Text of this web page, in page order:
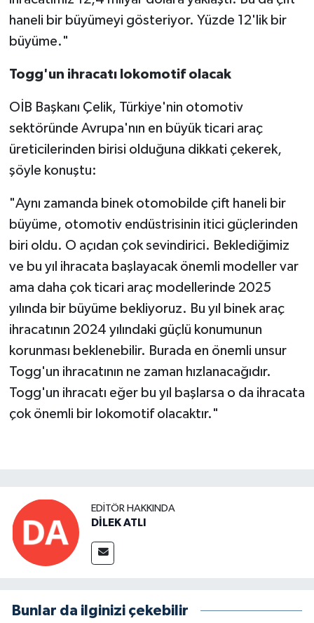
haneli bir büyümeyi gösteriyor. Yüzde 12'lik bir
büyüme."
Togg'un ihracatı lokomotif olacak
OİB Başkanı Çelik, Türkiye'nin otomotiv
sektöründe Avrupa'nın en büyük ticari araç
üreticilerinden birisi olduğuna dikkati çekerek,
şöyle konuştu:
"Aynı zamanda binek otomobilde çift haneli bir
büyüme, otomotiv endüstrisinin itici güçlerinden
biri oldu. O açıdan çok sevindirici. Beklediğimiz
ve bu yıl ihracata başlayacak önemli modeller var
ama daha çok ticari araç modellerinde 2025
yılında bir büyüme bekliyoruz. Bu yıl binek araç
ihracatının 2024 yılındaki güçlü konumunun
korunması beklenebilir. Burada en önemli unsur
Togg'un ihracatının ne zaman hızlanacağıdır.
Togg'un ihracatı eğer bu yıl başlarsa o da ihracata
çok önemli bir lokomotif olacaktır."
EDITÖR HAKKINDA
DİLEK ATLI
Bunlar da ilginizi çekebilir